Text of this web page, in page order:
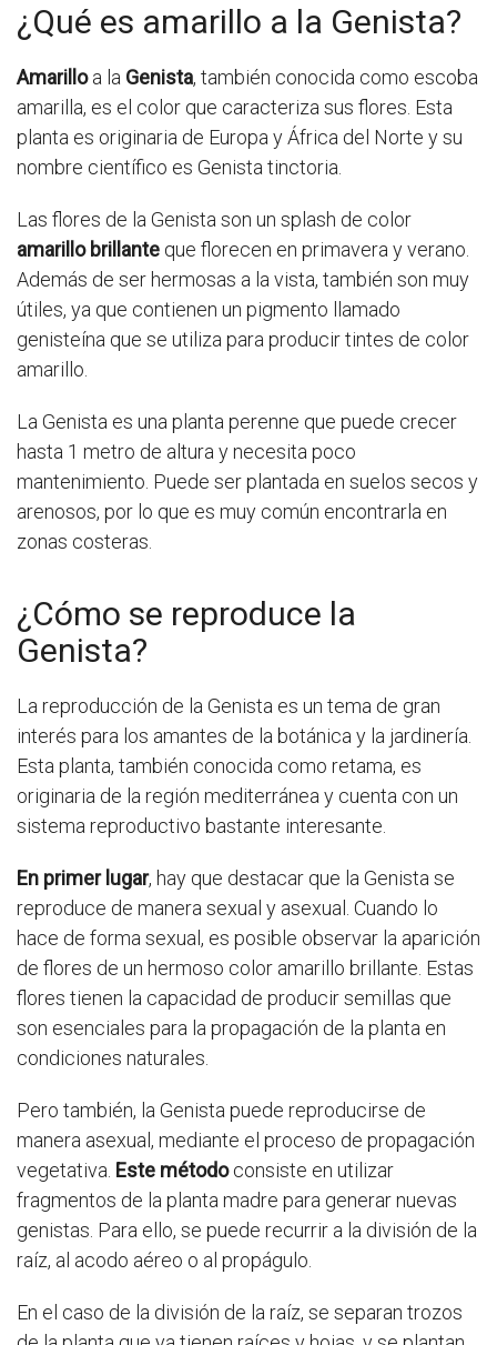
¿Qué es amarillo a la Genista?
Amarilloa la Genista, también conocida como escoba
amarilla, es el color que caracteriza sus flores. Esta
planta es originaria de Europa y África del Norte y su
nombre científico es Genista tinctoria.
Las flores de la Genista son un splash de color
amarillo brillante que florecen en primavera y verano.
Además de ser hermosas a la vista, también son muy
útiles, ya que contienen un pigmento llamado
genisteína que se utiliza para producir tintes de color
amarillo.
La Genista es una planta perenne que puede crecer
hasta 1 metro de altura y necesita poco
mantenimiento. Puede ser plantada en suelos secos y
arenosos, por lo que es muy común encontrarla en
zonas costeras.
¿Cómo se reproduce la
Genista?
La reproducción de la Genista es un tema de gran
interés para los amantes de la botánica y la jardinería.
Esta planta, también conocida como retama, es
originaria de la región mediterránea y cuenta con un
sistema reproductivo bastante interesante.
En primer lugar, hay que destacar que la Genista se
reproduce de manera sexual y asexual. Cuando lo
hace de forma sexual, es posible observar la aparición
de flores de un hermoso color amarillo brillante. Estas
flores tienen la capacidad de producir semillas que
son esenciales para la propagación de la planta en
condiciones naturales.
Pero también, la Genista puede reproducirse de
manera asexual, mediante el proceso de propagación
vegetativa. Este métodoconsiste en utilizar
fragmentos de la planta madre para generar nuevas
genistas. Para ello, se puede recurrir a la división de la
raíz, al acodo aéreo o al propágulo.
En el caso de la división de la raíz, se separan trozos